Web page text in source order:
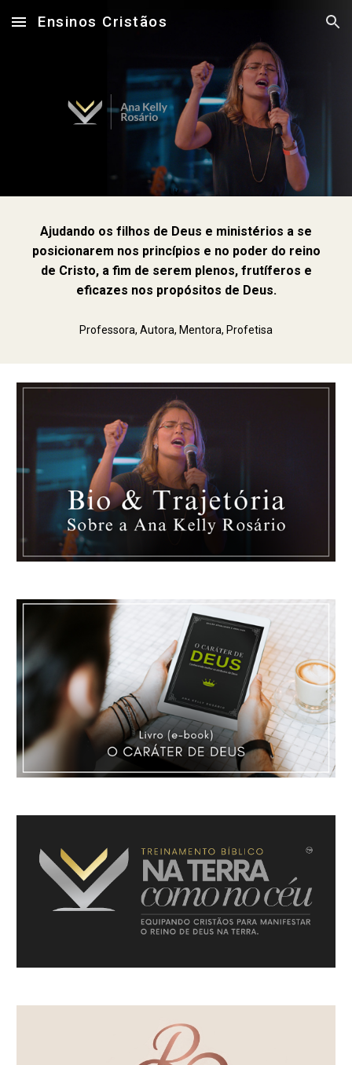
Skip to main content Skip to navigation
Ensinos Cristãos
Ajudando os filhos de Deus e ministérios a se
posicionarem nos princípios e no poder do reino
de Cristo, a fim de serem plenos, frutíferos e
eficazes nos propósitos de Deus.
Professora, Autora, Mentora, Profetisa